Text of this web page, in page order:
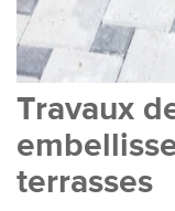
Travaux
terrasses